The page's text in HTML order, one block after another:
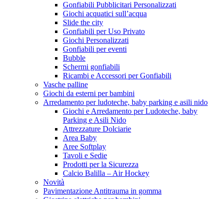
Gonfiabili Pubblicitari Personalizzati
Giochi acquatici sull’acqua
Slide the city
Gonfiabili per Uso Privato
Giochi Personalizzati
Gonfiabili per eventi
Bubble
Schermi gonfiabili
Ricambi e Accessori per Gonfiabili
Vasche palline
Giochi da esterni per bambini
Arredamento per ludoteche, baby parking e asili nido
Giochi e Arredamento per Ludoteche, baby
Parking e Asili Nido
Attrezzature Dolciarie
Area Baby
Aree Softplay
Tavoli e Sedie
Prodotti per la Sicurezza
Calcio Balilla – Air Hockey
Novità
Pavimentazione Antitrauma in gomma